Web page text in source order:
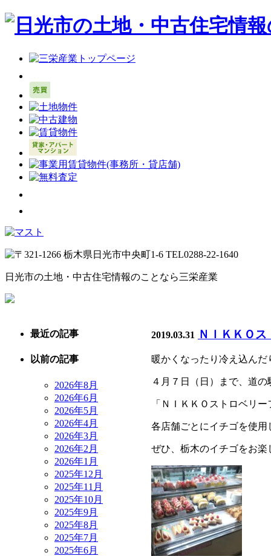
日光市の土地・中古住宅情報のことなら三栄産業
2019.03.31 ＮＩＫＫＯ
暖かくなったり冷え込ん
４月７日（日）まで、道
「ＮＩＫＫＯストロベリ
各店舗ごとにイチゴを使
ぜひ、栃木のイチゴをお楽
最近の記事
以前の記事
2026年8月
2026年6月
2026年5月
2026年4月
2026年3月
2026年2月
2026年1月
2025年12月
2025年11月
2025年10月
2025年9月
2025年8月
2025年7月
2025年6月